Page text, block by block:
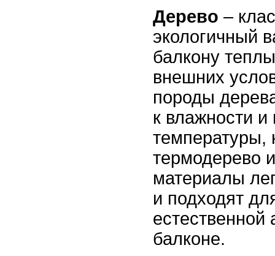
Дерево –
экологичный
балкону
внешних
породы
к влажности
температуры,
термодерево
материалы
и подходят
балконе.